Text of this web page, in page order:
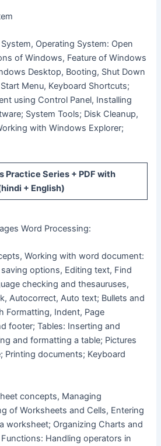
Operating System: Open
of Windows, Feature of Windows
Desktop, Booting, Shut Down
Menu, Keyboard Shortcuts;
using Control Panel, Installing
System Tools; Disk Cleanup,
with Windows Explorer;
Practice Series + PDF with
+ English)
Word Processing:
Working with word document:
options, Editing text, Find
checking and thesauruses,
Autocorrect, Auto text; Bullets and
Formatting, Indent, Page
footer; Tables: Inserting and
and formatting a table; Pictures
Printing documents; Keyboard
concepts, Managing
of Worksheets and Cells, Entering
worksheet; Organizing Charts and
Handling operators in